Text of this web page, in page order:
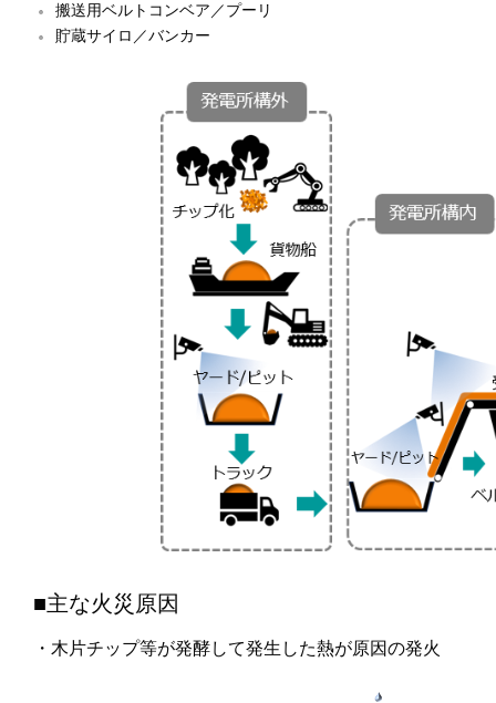
搬送用ベルトコンベア／プーリ
貯蔵サイロ／バンカー
■主な火災原因
・木片チップ等が発酵して発生した熱が原因の発火